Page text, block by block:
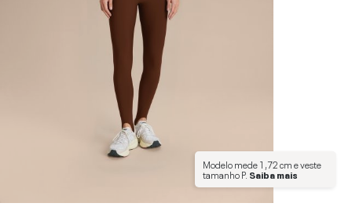
Modelo mede1,72 cme veste
tamanhoP. Saiba mais